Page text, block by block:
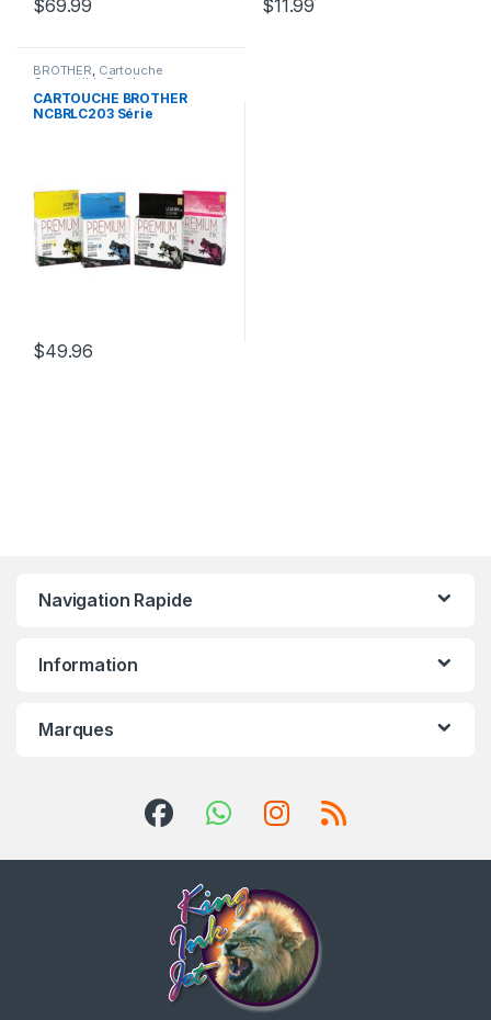
$69.99 $11.99
BROTHER, Cartouche
Compatible Brother
CARTOUCHE BROTHER
NCBRLC203 Série
$49.96
Navigation Rapide
Information
Marques